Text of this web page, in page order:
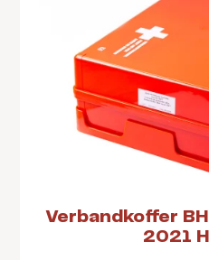
Verbandkoffer
2021